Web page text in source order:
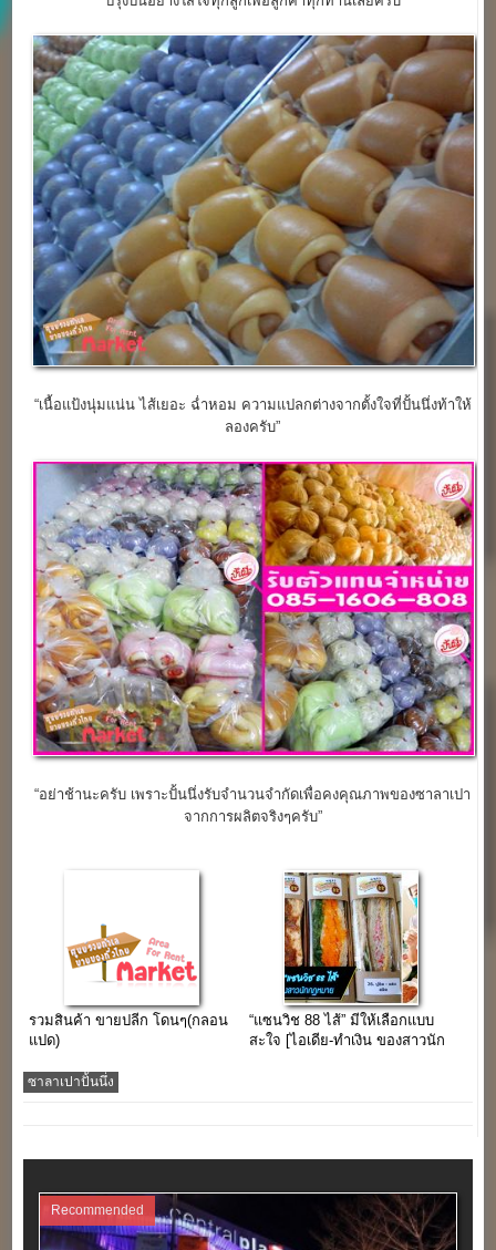
“เนื้อแป้งนุ่มแน่น ไส้เยอะ ฉ่ำหอม ความแปลกต่างจากตั้งใจที่ปั้นนึ่งท้าให้
ลองครับ”
“อย่าช้านะครับ เพราะปั้นนึ่งรับจำนวนจำกัดเพื่อคงคุณภาพของซาลาเปา
จากการผลิตจริงๆครับ”
รวมสินค้า ขายปลีก โดนๆ(กลอน
แปด)
“แซนวิช 88 ไส้” มีให้เลือกแบบ
สะใจ [ไอเดีย-ทำเงิน ของสาวนัก
ซาลาเปาปั้นนึ่ง
Recommended